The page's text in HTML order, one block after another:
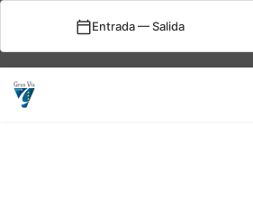
Entrada — Salida
Seleccione su idioma
+34 976 22 92 13